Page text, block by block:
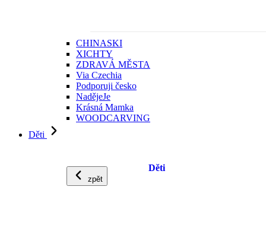
CHINASKI
XICHTY
ZDRAVÁ MĚSTA
Via Czechia
Podporuji česko
NadějeJe
Krásná Mamka
WOODCARVING
Děti
zpět
Děti